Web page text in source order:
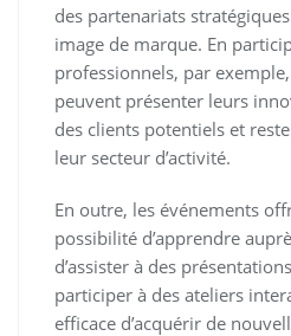
des partenariats
image de marque. En
professionnels, par
peuvent présenter leurs
des clients potentiels et
leur secteur d’activité.
En outre, les événements
possibilité d’apprendre
d’assister à des
participer à des ateliers
efficace d’acquérir de